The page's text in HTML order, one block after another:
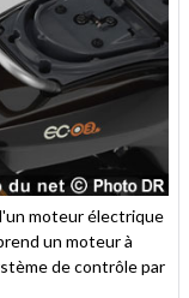
moteur électrique
un moteur à
de contrôle par